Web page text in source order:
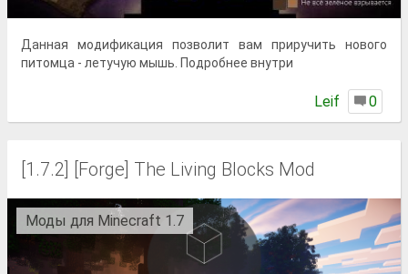
Данная модификация позволит вам приручить нового
питомца - летучую мышь. Подробнее внутри
Lеif 0
[1.7.2] [Forge] The Living Blocks Mod
Моды для Minecraft 1.7